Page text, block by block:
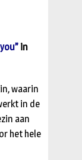
in
waarin
in de
aan
het hele